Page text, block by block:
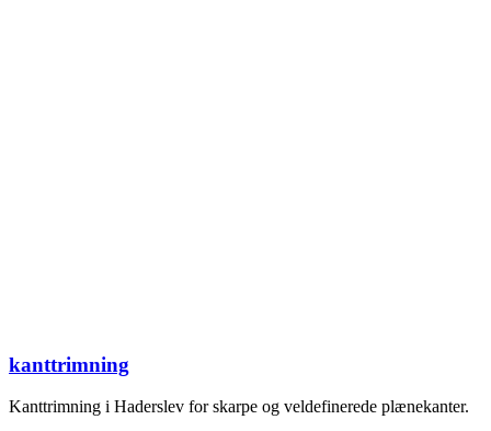
kanttrimning
Kanttrimning i Haderslev for skarpe og veldefinerede plænekanter.